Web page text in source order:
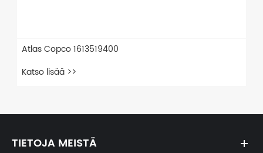
1626105281 Atlas Copco Air Compressorin
TIETOJA MEISTÄ